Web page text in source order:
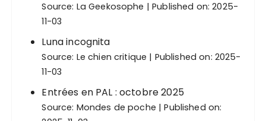
Source: La Geekosophe
Published on: 2025-
11-03
Luna incognita
Source: Le chien critique
Published on: 2025-
11-03
Entrées en PAL : octobre 2025
Source: Mondes de poche
Published on: